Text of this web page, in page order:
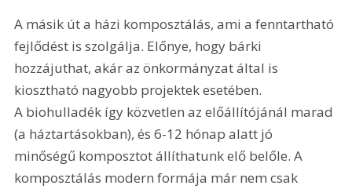
A másik út a házi komposztálás, ami a fenntartható
fejlődést is szolgálja. Előnye, hogy bárki
hozzájuthat, akár az önkormányzat által is
kiosztható nagyobb projektek esetében.
A biohulladék így közvetlen az előállítójánál marad
(a háztartásokban), és 6-12 hónap alatt jó
minőségű komposztot állíthatunk elő belőle. A
komposztálás modern formája már nem csak